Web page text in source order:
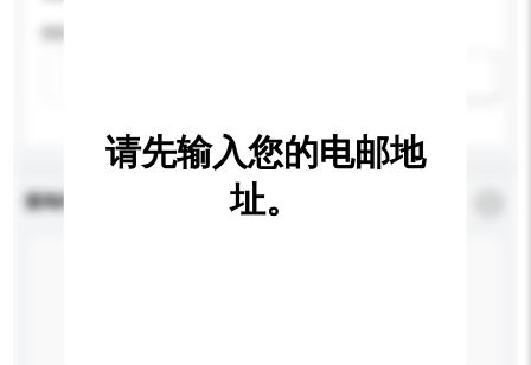
查询内容
请先输入您的电邮地
址。